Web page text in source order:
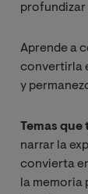
profundizar
Aprende a
convertirla
y
Temas que
narrar la
convierta
la memoria